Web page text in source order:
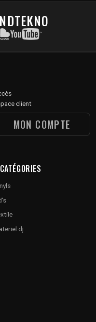
client
MON COMPTE
CATÉGORIES
dj